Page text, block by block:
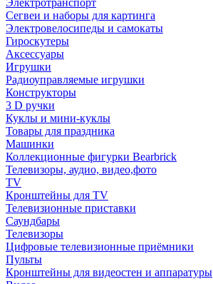
Сегвеи и наборы для картинга
Электровелосипеды и самокаты
Гироскутеры
Аксессуары
Игрушки
Радиоуправляемые игрушки
Конструкторы
3 D ручки
Куклы и мини-куклы
Товары для праздника
Машинки
Коллекционные фигурки Bearbrick
Телевизоры, аудио, видео,фото
TV
Кронштейны для TV
Телевизионные приставки
Саундбары
Телевизоры
Цифровые телевизионные приёмники
Пульты
Кронштейны для видеостен и аппаратуры